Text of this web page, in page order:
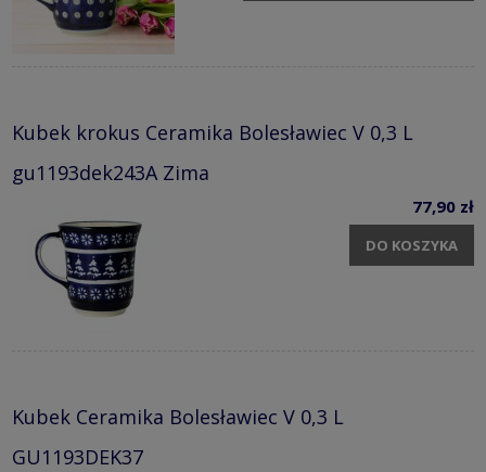
Kubek krokus Ceramika Bolesławiec V 0,3 L
gu1193dek243A Zima
77,90 zł
DO KOSZYKA
Kubek Ceramika Bolesławiec V 0,3 L
GU1193DEK37